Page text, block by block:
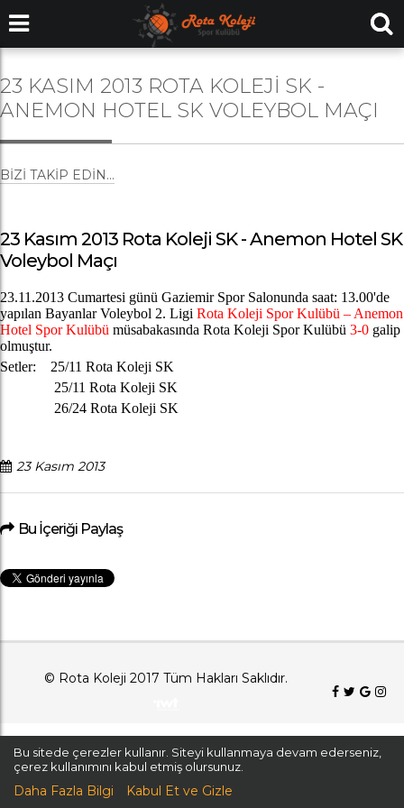
23 KASIM 2013 ROTA KOLEJI SK -
ANEMON HOTEL SK VOLEYBOL MAÇI
BIZI TAKIP EDIN...
23 Kasım 2013 Rota Koleji SK - Anemon Hotel SK
Voleybol Maçı
23.11.2013 Cumartesi günü Gaziemir Spor Salonunda saat: 13.00'de
yapılan Bayanlar Voleybol 2. Ligi Rota Koleji Spor Kulübü – Anemon
Hotel Spor Kulübü müsabakasında Rota Koleji Spor Kulübü 3-0 galip
olmuştur.
Setler: 25/11 Rota Koleji SK
25/11 Rota Koleji SK
26/24 Rota Koleji SK
23 Kasım 2013
Bu İçeriği Paylaş
© Rota Koleji 2017 Tüm Hakları Saklıdır.
Bu sitede çerezler kullanır. Siteyi kullanmaya devam ederseniz,
çerez kullanımını kabul etmiş olursunuz.
Daha Fazla Bilgi Kabul Et ve Gizle